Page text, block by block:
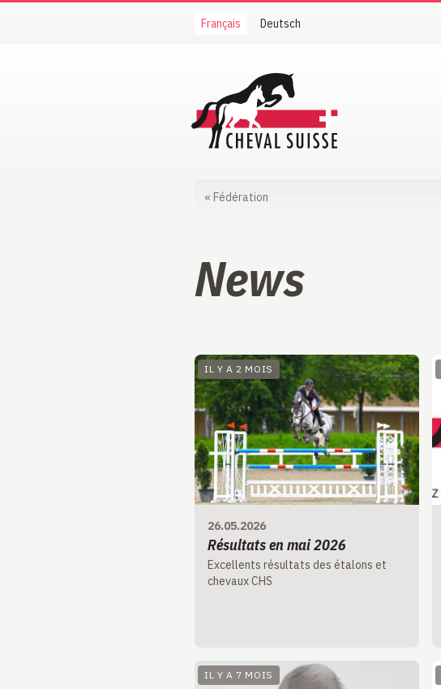
Français Deutsch
Cheval Suisse
« Fédération
News
IL Y A 2 MOIS
26.05.2026
Résultats en mai 2026
Excellents résultats des étalons et
chevaux CHS
IL Y A 7 MOIS